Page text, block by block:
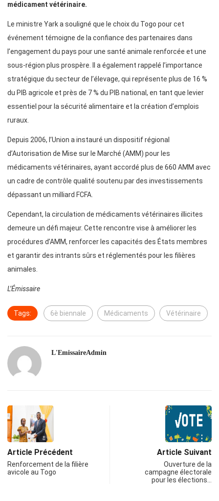
médicament vétérinaire.
Le ministre Yark a souligné que le choix du Togo pour cet
événement témoigne de la confiance des partenaires dans
l’engagement du pays pour une santé animale renforcée et une
sous-région plus prospère. Il a également rappelé l’importance
stratégique du secteur de l’élevage, qui représente plus de 16 %
du PIB agricole et près de 7 % du PIB national, en tant que levier
essentiel pour la sécurité alimentaire et la création d’emplois
ruraux.
Depuis 2006, l’Union a instauré un dispositif régional
d’Autorisation de Mise sur le Marché (AMM) pour les
médicaments vétérinaires, ayant accordé plus de 660 AMM avec
un cadre de contrôle qualité soutenu par des investissements
dépassant un milliard FCFA.
Cependant, la circulation de médicaments vétérinaires illicites
demeure un défi majeur. Cette rencontre vise à améliorer les
procédures d’AMM, renforcer les capacités des États membres
et garantir des intrants sûrs et réglementés pour les filières
animales.
L’Émissaire
Tags: 6è biennale Médicaments Vétérinaire
L'EmissaireAdmin
Article Précédent
Renforcement de la filière
avicole au Togo
Article Suivant
Ouverture de la
campagne électorale
pour les élections…